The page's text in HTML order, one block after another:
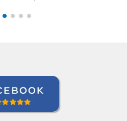
em Florianópolis